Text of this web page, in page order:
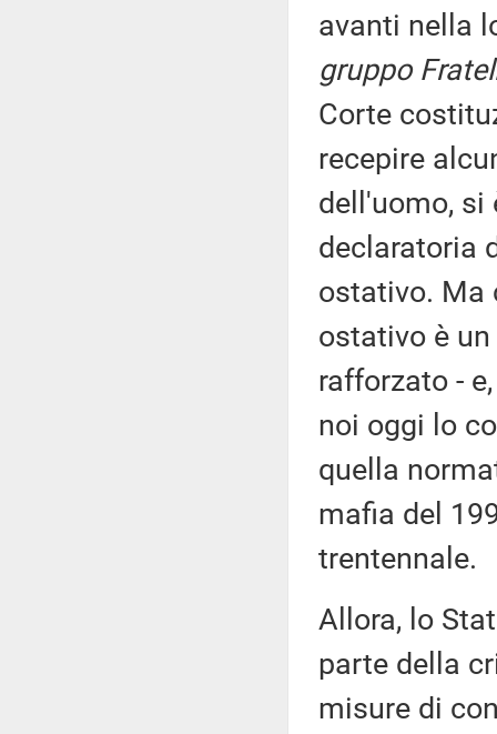
avanti nella
gruppo
Corte
recepire
dell'uomo, si
declaratoria
ostativo. Ma
ostativo è
rafforzato -
noi oggi lo
quella
mafia del
trentennale.
Allora, lo
parte della
misure di